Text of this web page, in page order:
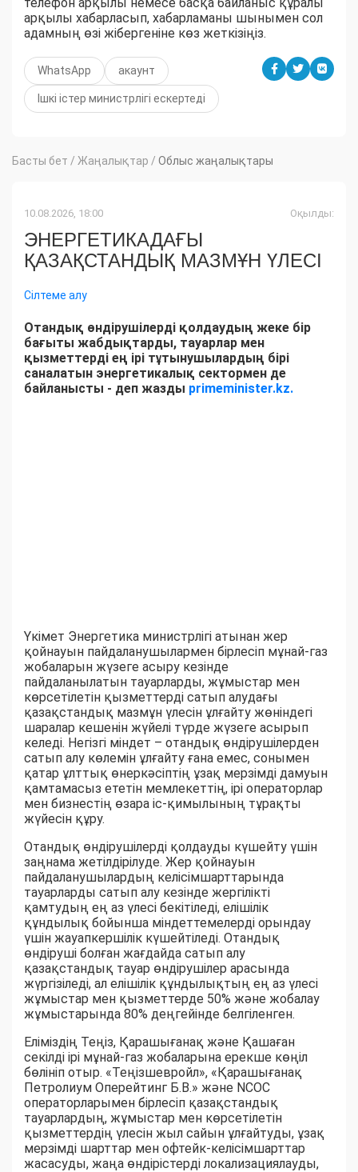
телефон арқылы немесе басқа байланыс құралы
арқылы хабарласып, хабарламаны шынымен сол
адамның өзі жібергеніне көз жеткізіңіз.
WhatsApp акаунт
Ішкі істер министрлігі ескертеді
Басты бет / Жаңалықтар / Облыс жаңалықтары
10.08.2026, 18:00 Оқылды:
ЭНЕРГЕТИКАДАҒЫ
ҚАЗАҚСТАНДЫҚ МАЗМҰН ҮЛЕСІ
Сілтеме алу
Отандық өндірушілерді қолдаудың жеке бір
бағыты жабдықтарды, тауарлар мен
қызметтерді ең ірі тұтынушылардың бірі
саналатын энергетикалық сектормен де
байланысты - деп жазды primeminister.kz.
Үкімет Энергетика министрлігі атынан жер
қойнауын пайдаланушылармен бірлесіп мұнай-газ
жобаларын жүзеге асыру кезінде
пайдаланылатын тауарларды, жұмыстар мен
көрсетілетін қызметтерді сатып алудағы
қазақстандық мазмұн үлесін ұлғайту жөніндегі
шаралар кешенін жүйелі түрде жүзеге асырып
келеді. Негізгі міндет – отандық өндірушілерден
сатып алу көлемін ұлғайту ғана емес, сонымен
қатар ұлттық өнеркәсіптің ұзақ мерзімді дамуын
қамтамасыз ететін мемлекеттің, ірі операторлар
мен бизнестің өзара іс-қимылының тұрақты
жүйесін құру.
Отандық өндірушілерді қолдауды күшейту үшін
заңнама жетілдірілуде. Жер қойнауын
пайдаланушылардың келісімшарттарында
тауарларды сатып алу кезінде жергілікті
қамтудың ең аз үлесі бекітіледі, елішілік
құндылық бойынша міндеттемелерді орындау
үшін жауапкершілік күшейтіледі. Отандық
өндіруші болған жағдайда сатып алу
қазақстандық тауар өндірушілер арасында
жүргізіледі, ал елішілік құндылықтың ең аз үлесі
жұмыстар мен қызметтерде 50% және жобалау
жұмыстарында 80% деңгейінде белгіленген.
Еліміздің Теңіз, Қарашығанақ және Қашаған
секілді ірі мұнай-газ жобаларына ерекше көңіл
бөлініп отыр. «Теңізшевройл», «Қарашығанақ
Петролиум Оперейтинг Б.В.» және NCOC
операторларымен бірлесіп қазақстандық
тауарлардың, жұмыстар мен көрсетілетін
қызметтердің үлесін жыл сайын ұлғайтуды, ұзақ
мерзімді шарттар мен офтейк-келісімшарттар
жасасуды, жаңа өндірістерді локализациялауды,